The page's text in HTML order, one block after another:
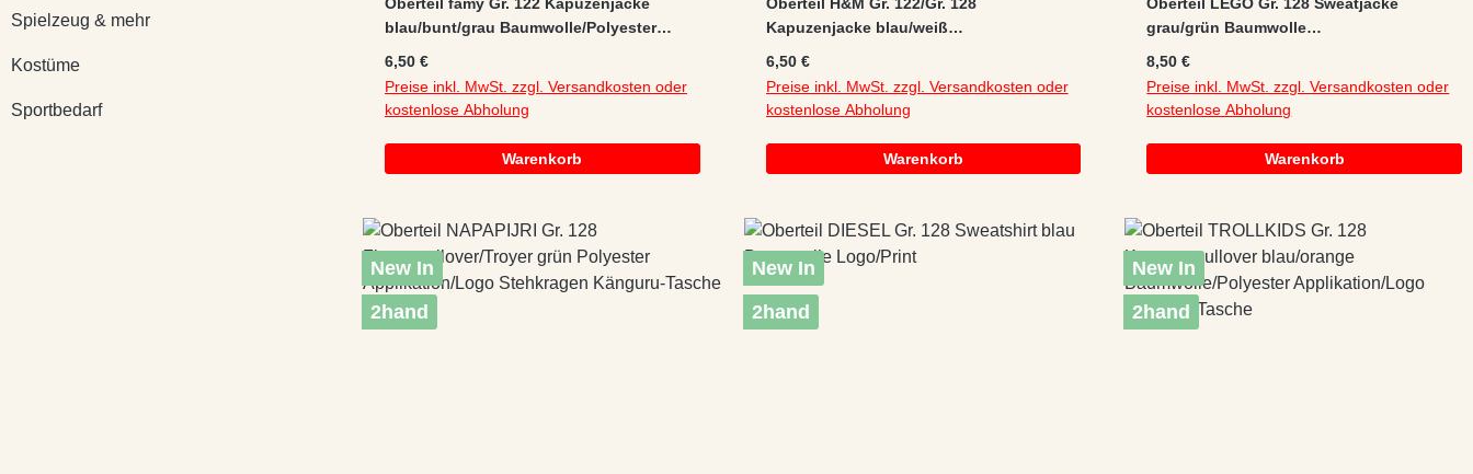
Spielzeug & mehr
Kostüme
Sportbedarf
blau/bunt/grau Baumwolle/Polyester
Regulärer Preis:
6,50 €
Preise inkl. MwSt. zzgl. Versandkosten oder
kostenlose Abholung
Warenkorb
Kapuzenjacke blau/weiß
Regulärer Preis:
6,50 €
Preise inkl. MwSt. zzgl. Versandkosten oder
kostenlose Abholung
Warenkorb
grau/grün Baumwolle
Regulärer Preis:
8,50 €
Preise inkl. MwSt. zzgl. Versandkosten oder
kostenlose Abholung
Warenkorb
New In
2hand
New In
2hand
New In
2hand